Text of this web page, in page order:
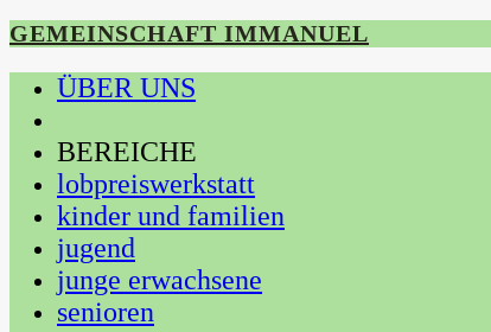
GEMEINSCHAFT IMMANUEL
ÜBER UNS
BEREICHE
lobpreiswerkstatt
kinder und familien
jugend
junge erwachsene
senioren